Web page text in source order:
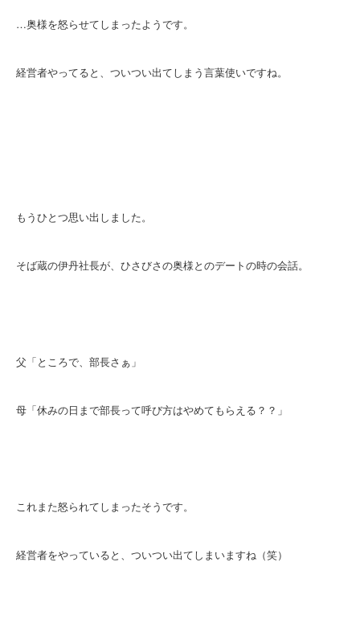
…奥様を怒らせてしまったようです。
経営者やってると、ついつい出てしまう言葉使いですね。
もうひとつ思い出しました。
そば蔵の伊丹社長が、ひさびさの奥様とのデートの時の会話。
父「ところで、部長さぁ」
母「休みの日まで部長って呼び方はやめてもらえる？？」
これまた怒られてしまったそうです。
経営者をやっていると、ついつい出てしまいますね（笑）